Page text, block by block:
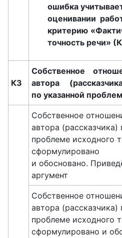
ошибка
оценивании
критерию
точность речи»
К3
Собственное
автора
по указанной
Собственное
автора (рассказчика)
проблеме исходного
сформулировано
и обосновано.
аргумент
Собственное
автора (рассказчика)
проблеме исходного
сформулировано и